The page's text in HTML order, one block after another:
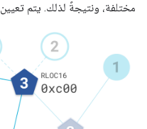
مختلفة، ونتيجةً لذلك. يتم تعيين RLOC16 وRLOC جديد لكل منهما: